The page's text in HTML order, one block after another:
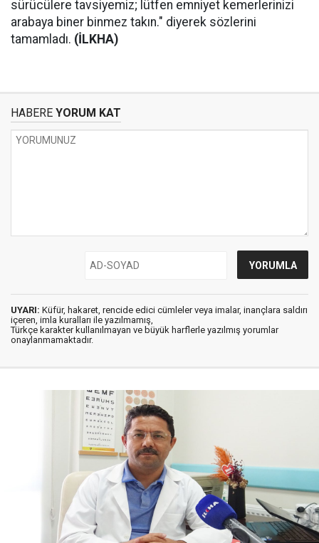
sürücülere tavsiyemiz; lütfen emniyet kemerlerinizi
arabaya biner binmez takın." diyerek sözlerini
tamamladı. (İLKHA)
HABERE YORUM KAT
UYARI: Küfür, hakaret, rencide edici cümleler veya imalar, inançlara saldırı
içeren, imla kuralları ile yazılmamış,
Türkçe karakter kullanılmayan ve büyük harflerle yazılmış yorumlar
onaylanmamaktadır.